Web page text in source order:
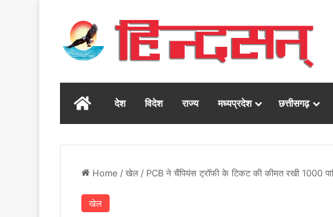
Homeदेश विदेश राज्य मध्यप्रदेश छत्तीसगढ़
Home /खेल/ PCB ने चैंपियंस ट्रॉफी के टिकट की कीमत रखी 1000
खेल